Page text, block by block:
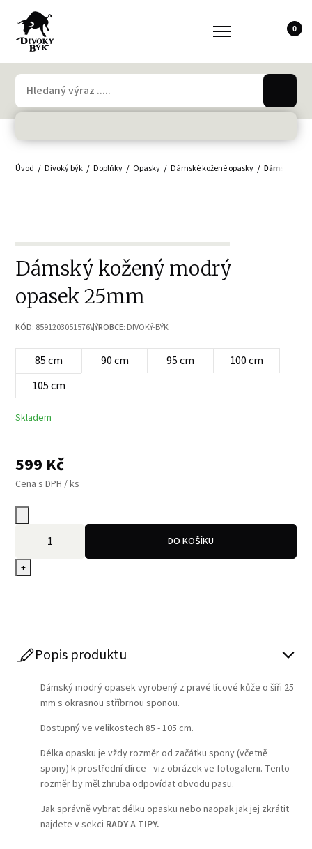
0
Úvod Divoký býk Doplňky Opasky Dámské kožené opasky Dámský
Dámský kožený modrý
opasek 25mm
KÓD: 8591203051576VÝROBCE: DIVOKÝ-BÝK
85 cm 90 cm 95 cm
100 cm
105 cm
Skladem
599 Kč
Cena s DPH / ks
-
+
DO KOŠÍKU
Popis produktu
Dámský modrý opasek vyrobený z pravé lícové kůže o šíři 25
mm s okrasnou stříbrnou sponou.
Dostupný ve velikostech 85 - 105 cm.
Délka opasku je vždy rozměr od začátku spony (včetně
spony) k prostřední dírce - viz obrázek ve fotogalerii. Tento
rozměr by měl zhruba odpovídat obvodu pasu.
Jak správně vybrat délku opasku nebo naopak jak jej zkrátit
najdete v sekci RADY A TIPY.